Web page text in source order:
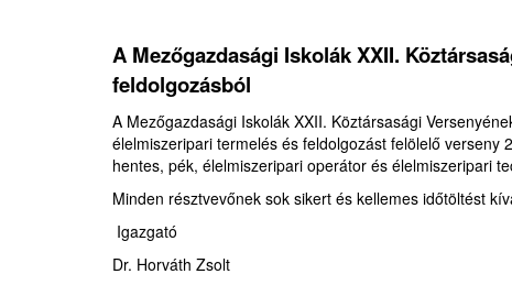
A Mezőgazdasági Iskolák XXII.
feldolgozásból
A Mezőgazdasági Iskolák XXII. Köztársasági
élelmiszeripari termelés és feldolgozást felölelő
hentes, pék, élelmiszeripari operátor és élelmiszeripari
Minden résztvevőnek sok sikert és kellemes időtöltést
Igazgató
Dr. Horváth Zsolt